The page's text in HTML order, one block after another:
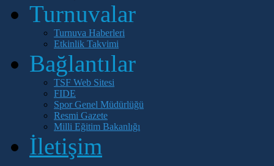
Turnuvalar
Turnuva Haberleri
Etkinlik Takvimi
Bağlantılar
TSF Web Sitesi
FIDE
Spor Genel Müdürlüğü
Resmi Gazete
Milli Eğitim Bakanlığı
İletişim